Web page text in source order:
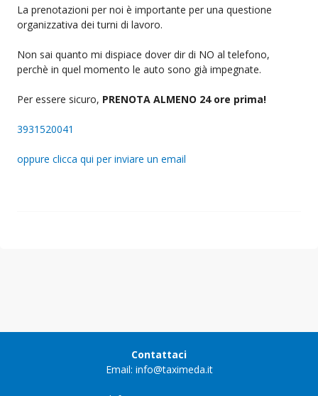
La prenotazioni per noi è importante per una questione
organizzativa dei turni di lavoro.
Non sai quanto mi dispiace dover dir di NO al telefono,
perchè in quel momento le auto sono già impegnate.
Per essere sicuro, PRENOTA ALMENO 24 ore prima!
3931520041
oppure clicca qui per inviare un email
Contattaci
Email: info@taximeda.it